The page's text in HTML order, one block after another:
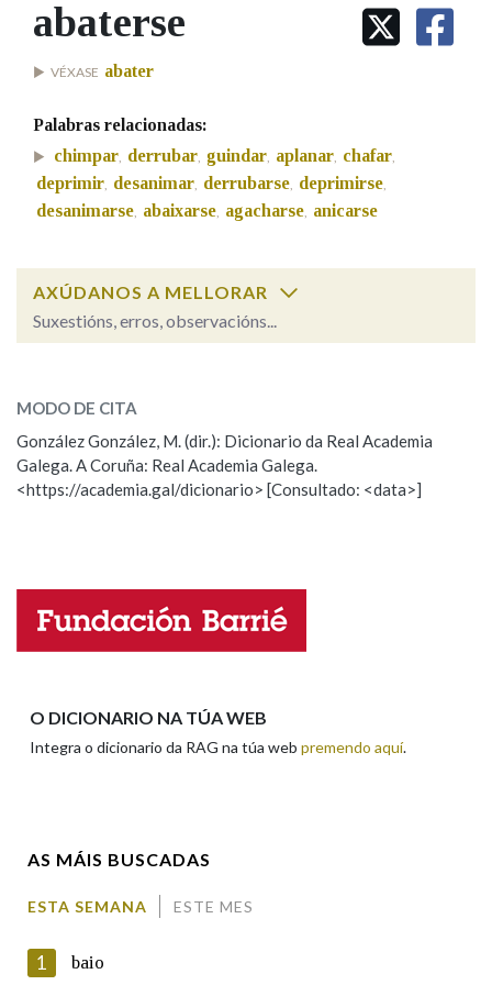
IDENTIDADE CORPORATIVA
MARCIAL DEL ADALID
FIGURAS HOMENAXEADAS
PORTAL DAS PALABRAS
Facebook
TwitterYoutubeInstagram
Bluesky
BUSCAR NOS LEMAS
Comeza por
Remata por
BUSCAR NO CONTIDO
Nos exemplos
OUTRAS OPCIÓNS DE BUSCA
abaterse
VÉXASE abater
Palabras relacionadas:
chimpar, derrubar, guindar, aplanar, chafar,
deprimir, desanimar, derrubarse, deprimirse,
desanimarse, abaixarse, agacharse, anicarse
AXÚDANOS A MELLORAR
Suxestións, erros, observacións...
ESCOLLE UNHA OPCIÓN:
Observación Hai un erro na palabra
Propoño mellorar a definición
Nome
MODO DE CITA
González González, M. (dir.): Dicionario da Real Academia
Galega. A Coruña: Real Academia Galega.
<https://academia.gal/dicionario> [Consultado: <data>]
O DICIONARIO NA TÚA WEB
Integra o dicionario da RAG na túa web premendo aquí.
AS MÁIS BUSCADAS
ESTA SEMANA ESTE MES
1 baio